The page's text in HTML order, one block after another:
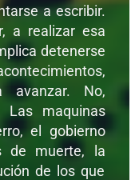
a escribir.
a realizar esa
detenerse
avanzar. No,
Las maquinas
el gobierno
de muerte, la
de los que